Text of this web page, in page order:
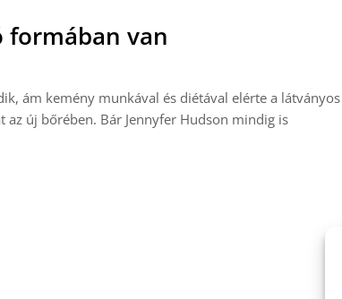
formában van
ám kemény munkával és diétával elérte a látványos
új bőrében. Bár Jennyfer Hudson mindig is